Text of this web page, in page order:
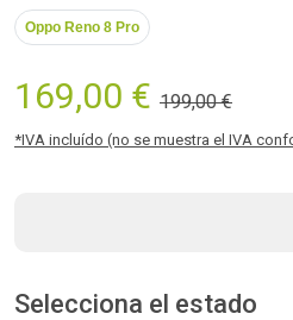
Oppo Reno 8 Pro
169,00 € 199,00 €
*IVA incluído (no se muestra el IVA
Selecciona el estado